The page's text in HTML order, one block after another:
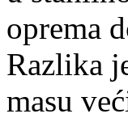
oprema
Razlika
masu